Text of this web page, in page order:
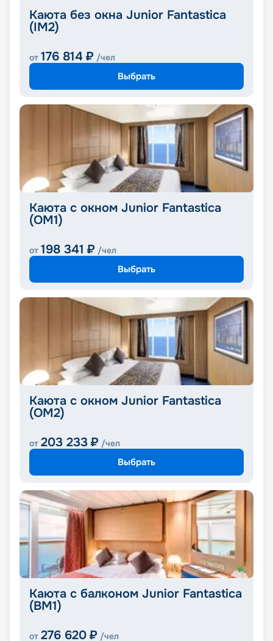
Каюта без окна Junior Fantastica
(IM2)
от 176 814 ₽ /чел
Выбрать
Каюта с окном Junior Fantastica
(OM1)
от 198 341 ₽ /чел
Выбрать
Каюта с окном Junior Fantastica
(OM2)
от 203 233 ₽ /чел
Выбрать
Каюта с балконом Junior Fantastica
(BM1)
от 276 620 ₽ /чел